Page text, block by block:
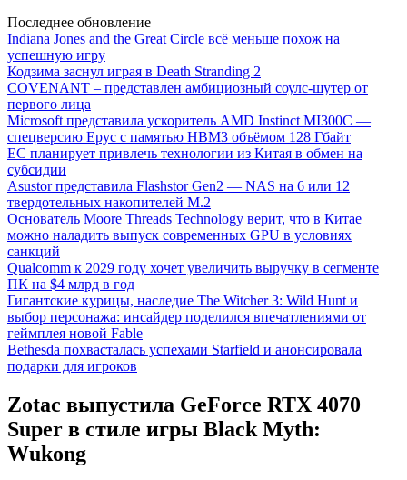
Последнее обновление
Indiana Jones and the Great Circle всё меньше похож на
успешную игру
Кодзима заснул играя в Death Stranding 2
COVENANT – представлен амбициозный соулс-шутер от
первого лица
Microsoft представила ускоритель AMD Instinct MI300C —
спецверсию Epyc с памятью HBM3 объёмом 128 Гбайт
ЕС планирует привлечь технологии из Китая в обмен на
субсидии
Asustor представила Flashstor Gen2 — NAS на 6 или 12
твердотельных накопителей M.2
Основатель Moore Threads Technology верит, что в Китае
можно наладить выпуск современных GPU в условиях
санкций
Qualcomm к 2029 году хочет увеличить выручку в сегменте
ПК на $4 млрд в год
Гигантские курицы, наследие The Witcher 3: Wild Hunt и
выбор персонажа: инсайдер поделился впечатлениями от
геймплея новой Fable
Bethesda похвасталась успехами Starfield и анонсировала
подарки для игроков
Zotac выпустила GeForce RTX 4070
Super в стиле игры Black Myth:
Wukong